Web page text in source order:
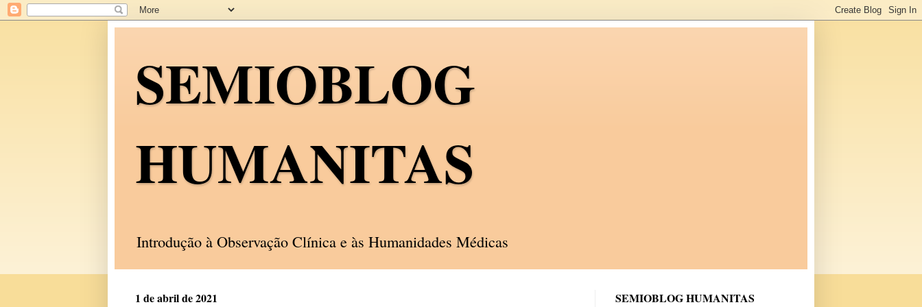
SEMIOBLOG
HUMANITAS
Introdução à Observação Clínica e às Humanidades Médicas
1 de abril de 2021 SEMIOBLOG HUMANITAS